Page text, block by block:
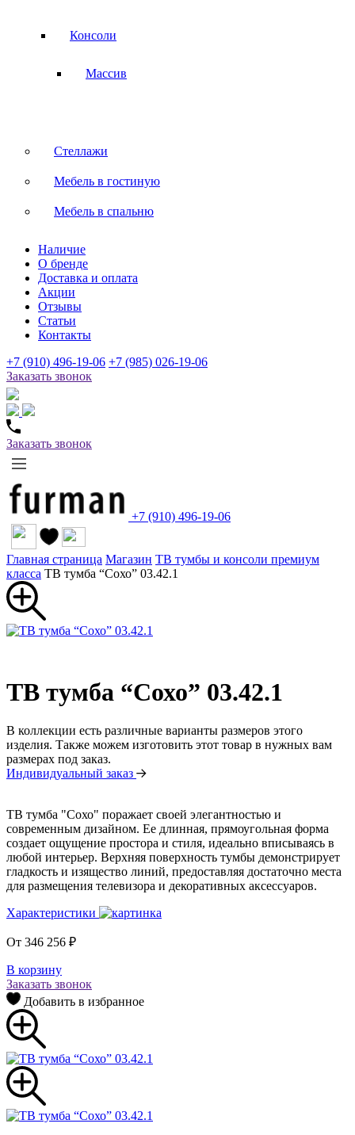
Консоли
Массив
Стеллажи
Мебель в гостиную
Мебель в спальню
Наличие
О бренде
Доставка и оплата
Акции
Отзывы
Статьи
Контакты
+7 (910) 496-19-06 +7 (985) 026-19-06
Заказать звонок
Заказать звонок
+7 (910) 496-19-06
Главная страница Магазин ТВ тумбы и консоли премиум
класса ТВ тумба “Сохо” 03.42.1
ТВ тумба “Сохо” 03.42.1
В коллекции есть различные варианты размеров этого
изделия. Также можем изготовить этот товар в нужных вам
размерах под заказ.
Индивидуальный заказ
ТВ тумба "Сохо" поражает своей элегантностью и
современным дизайном. Ее длинная, прямоугольная форма
создает ощущение простора и стиля, идеально вписываясь в
любой интерьер. Верхняя поверхность тумбы демонстрирует
гладкость и изящество линий, предоставляя достаточно места
для размещения телевизора и декоративных аксессуаров.
Характеристики
От 346 256 ₽
В корзину
Заказать звонок
Добавить в избранное